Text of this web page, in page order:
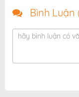
Chương 202
Chương 200
Bình Luận
hãy bình luận có